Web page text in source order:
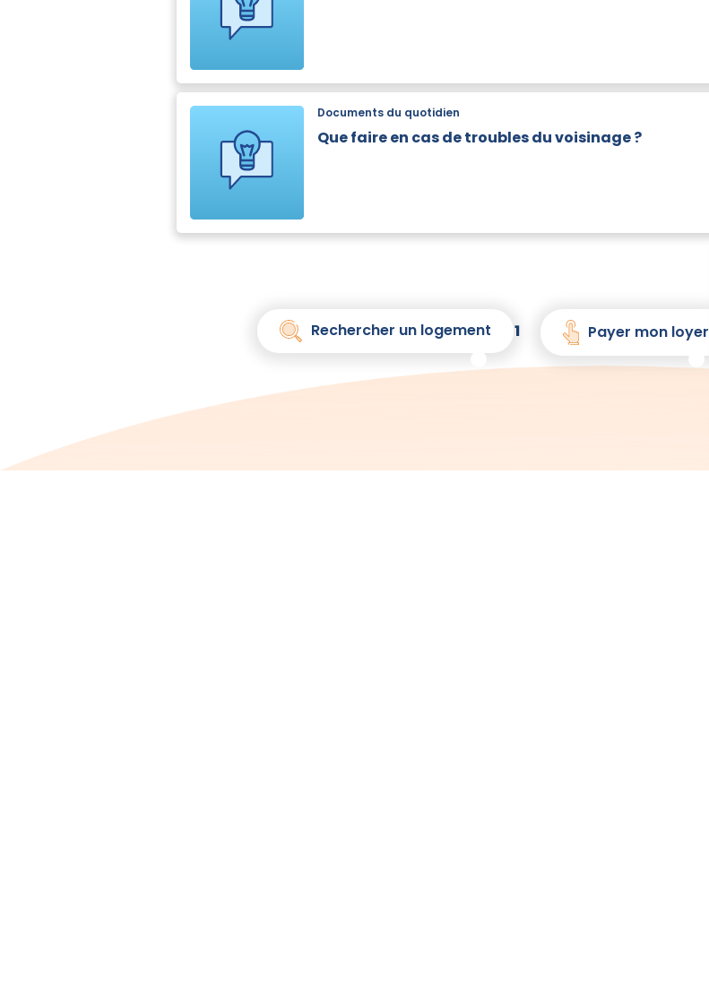
Documents du quotidien
Que faire en cas de troubles du voisinage ?
1 3 4 5
Rechercher un logement Payer mon loyer